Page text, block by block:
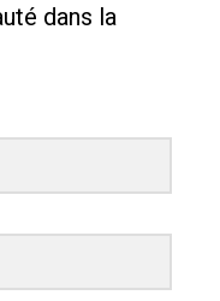
dans la